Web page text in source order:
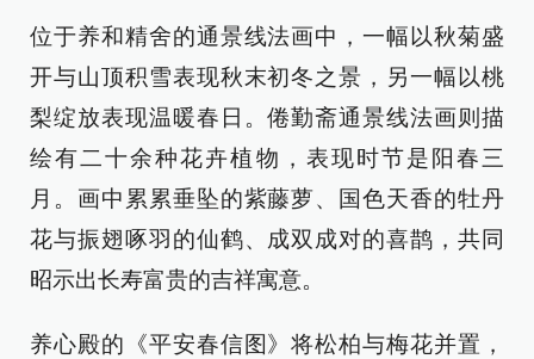
位于养和精舍的通景线法画中，一幅以秋菊盛
开与山顶积雪表现秋末初冬之景，另一幅以桃
梨绽放表现温暖春日。倦勤斋通景线法画则描
绘有二十余种花卉植物，表现时节是阳春三
月。画中累累垂坠的紫藤萝、国色天香的牡丹
花与振翅啄羽的仙鹤、成双成对的喜鹊，共同
昭示出长寿富贵的吉祥寓意。
养心殿的《平安春信图》将松柏与梅花并置，